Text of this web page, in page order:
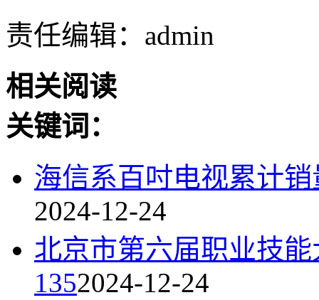
责任编辑：admin
相关阅读
关键词：
海信系百吋电视累计
2024-12-24
北京市第六届职业技
1352024-12-24